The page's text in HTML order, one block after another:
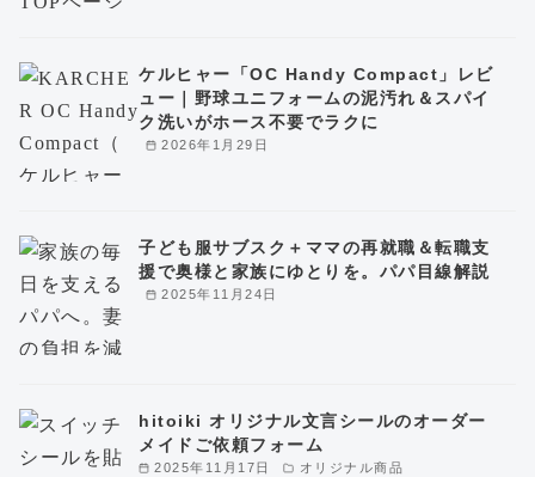
2026年1月29日
ケルヒャー「OC Handy Compact」レビ
ュー｜野球ユニフォームの泥汚れ＆スパイ
ク洗いがホース不要でラクに
2025年11月24日
子ども服サブスク＋ママの再就職＆転職支
援で奥様と家族にゆとりを。パパ目線解説
2025年11月17日 オリジナル商品
hitoiki オリジナル文言シールのオーダー
メイドご依頼フォーム